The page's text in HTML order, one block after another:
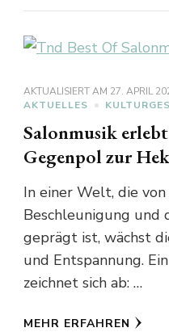
AKTUALISIERT AM 27. APRIL
AKTUELLES
Salonmusik
Gegenpol zur
In einer Welt, die
Beschleunigung
geprägt ist, wächst
und Entspannung.
zeichnet sich ab: …
MEHR ERFAHREN